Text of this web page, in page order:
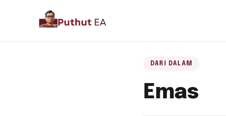
DARI DALAM
Emas